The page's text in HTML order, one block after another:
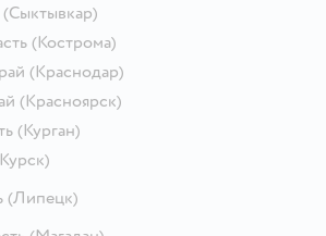
(Сыктывкар)
(Кострома)
(Краснодар)
(Красноярск)
(Курган)
(Липецк)